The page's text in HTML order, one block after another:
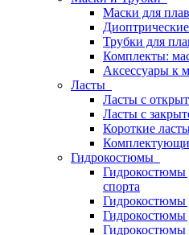
Маски для
Трубки для
Комплекты:
Аксессуары к
Ласты
Ласты с
Ласты с
Короткие
Гидрокостюмы
Гидрокостюмы
спорта
Гидрокостюмы
Гидрокостюмы
Гидрокостюмы